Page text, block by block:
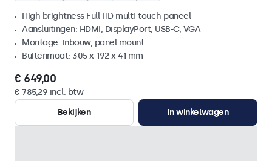
High brightness Full HD multi-touch paneel
Aansluitingen: HDMI, DisplayPort, USB-C, VGA
Montage: inbouw, panel mount
Buitenmaat: 305 x 192 x 41 mm
€ 649,00
€ 785,29 incl. btw
Bekijken
In winkelwagen